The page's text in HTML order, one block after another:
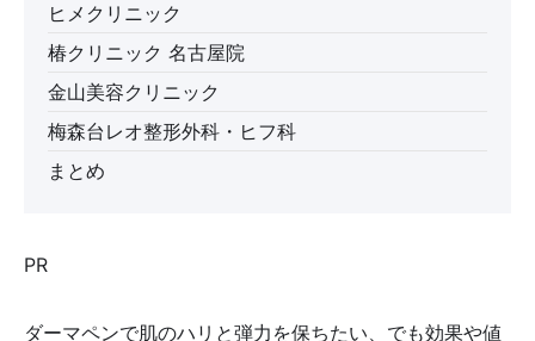
ヒメクリニック
椿クリニック 名古屋院
金山美容クリニック
梅森台レオ整形外科・ヒフ科
まとめ
PR
ダーマペンで肌のハリと弾力を保ちたい、でも効果や値